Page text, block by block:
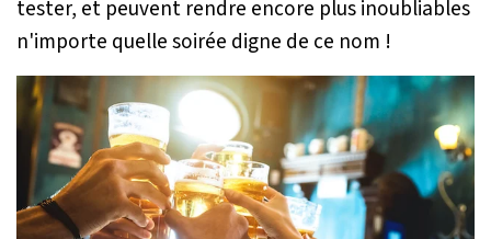
tester, et peuvent rendre encore plus inoubliables
n'importe quelle soirée digne de ce nom !